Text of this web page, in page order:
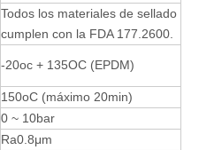
Todos los materiales de sellado
cumplen con la FDA 177.2600.
-20oc + 135OC (EPDM)
150oC (máximo 20min)
0 ~ 10bar
Ra0.8μm